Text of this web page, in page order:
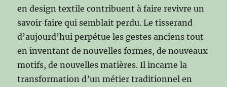
en design textile contribuent à faire revivre un
savoir‑faire qui semblait perdu. Le tisserand
d’aujourd’hui perpétue les gestes anciens tout
en inventant de nouvelles formes, de nouveaux
motifs, de nouvelles matières. Il incarne la
transformation d’un métier traditionnel en